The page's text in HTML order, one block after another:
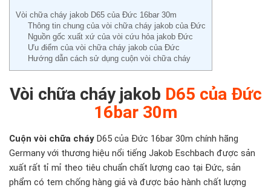
Vòi chữa cháy jakob D65 của Đức 16bar 30m
Thông tin chung của vòi chữa cháy jakob của Đức
Nguồn gốc xuất xứ của vòi cứu hỏa jakob Đức
Ưu điểm của vòi chữa cháy jakob của Đức
Hướng dẫn cách sử dụng cuộn vòi chữa cháy
Vòi chữa cháy jakob D65 của Đức
16bar 30m
Cuộn vòi chữa cháy D65 của Đức 16bar 30m chính hãng
Germany với thương hiệu nổi tiếng Jakob Eschbach được sản
xuất rất tỉ mỉ theo tiêu chuẩn chất lượng cao tại Đức, sản
phẩm có tem chống hàng giả và được bảo hành chất lượng